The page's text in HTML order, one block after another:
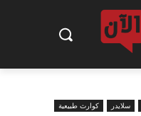
سلايدر كوارث طبيعية